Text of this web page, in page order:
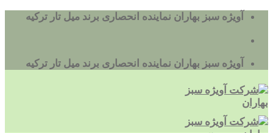
بروید
آویژه سبز بهاران نماینده انحصاری برند میل تار ترکیه
آویژه سبز بهاران نماینده انحصاری برند میل تار ترکیه